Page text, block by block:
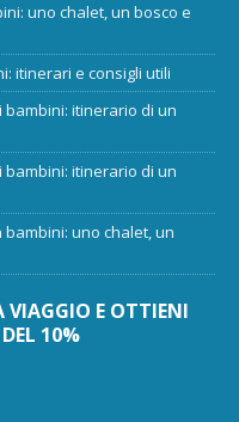
uno chalet, un bosco e
itinerari e consigli utili
bambini: itinerario di un
bambini: itinerario di un
bambini: uno chalet, un
E OTTIENI
10%